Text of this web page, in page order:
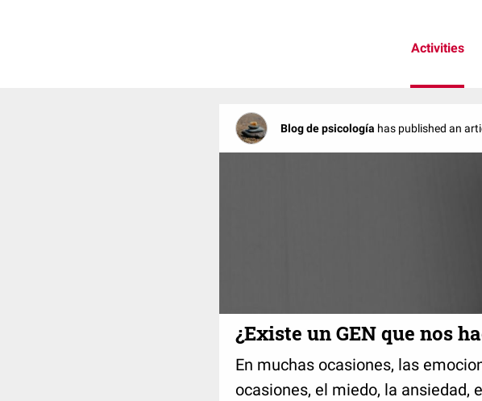
Activities
Blog de psicología has published an
¿Existe un GEN que nos
En muchas ocasiones, las
ocasiones, el miedo, la ansiedad,